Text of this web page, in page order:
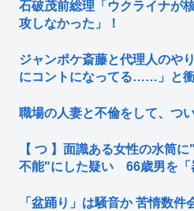
石破茂前総理「ウクライナが
攻しなかった」！
ジャンポケ斎藤と代理人のや
にコントになってる……」と
職場の人妻と不倫をして、つい
【 つ 】面識ある女性の水筒
不能"にした疑い 66歳男を「
「盆踊り」は騒音か 苦情数